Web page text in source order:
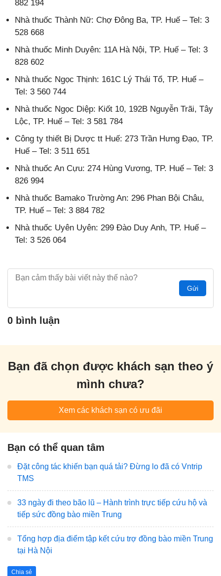
882 194
Nhà thuốc Thành Nữ: Chợ Đông Ba, TP. Huế – Tel: 3
528 668
Nhà thuốc Minh Duyên: 11A Hà Nội, TP. Huế – Tel: 3
828 602
Nhà thuốc Ngọc Thịnh: 161C Lý Thái Tổ, TP. Huế –
Tel: 3 560 744
Nhà thuốc Ngọc Diệp: Kiốt 10, 192B Nguyễn Trãi, Tây
Lộc, TP. Huế – Tel: 3 581 784
Công ty thiết Bị Dược tt Huế: 273 Trần Hưng Đạo, TP.
Huế – Tel: 3 511 651
Nhà thuốc An Cựu: 274 Hùng Vương, TP. Huế – Tel: 3
826 994
Nhà thuốc Bamako Trường An: 296 Phan Bội Châu,
TP. Huế – Tel: 3 884 782
Nhà thuốc Uyên Uyên: 299 Đào Duy Anh, TP. Huế –
Tel: 3 526 064
Gửi
0 bình luận
Bạn đã chọn được khách sạn theo ý
mình chưa?
Xem các khách sạn có ưu đãi
Bạn có thể quan tâm
Đặt công tác khiến bạn quá tải? Đừng lo đã có Vntrip
TMS
33 ngày đi theo bão lũ – Hành trình trực tiếp cứu hộ và
tiếp sức đồng bào miền Trung
Tổng hợp địa điểm tập kết cứu trợ đồng bào miền Trung
tại Hà Nội
Chia sẻ